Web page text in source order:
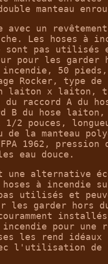
manteau
un revêtement
Les hoses à
pas utilisés
pour les garder
50
Rocker, type de
laiton x laiton,
du raccord A du
B du hose
2 pouces,
de la manteau
1962, pression
eau douce.
une alternative
à incendie
utilisés et
les garder hors
pour une
les rend idéaux
l'utilisation de